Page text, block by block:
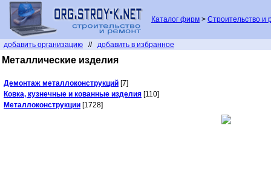
Каталог фирм > Строительство и
добавить организацию // добавить в избранное
Металлические изделия
Демонтаж металлоконструкций [7]
Ковка, кузнечные и кованные изделия [110]
Металлоконструкции [1728]